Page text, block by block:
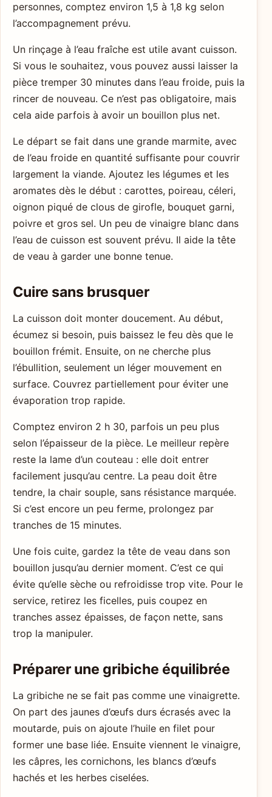
personnes, comptez environ 1,5 à 1,8 kg selon
l’accompagnement prévu.
Un rinçage à l’eau fraîche est utile avant cuisson.
Si vous le souhaitez, vous pouvez aussi laisser la
pièce tremper 30 minutes dans l’eau froide, puis la
rincer de nouveau. Ce n’est pas obligatoire, mais
cela aide parfois à avoir un bouillon plus net.
Le départ se fait dans une grande marmite, avec
de l’eau froide en quantité suffisante pour couvrir
largement la viande. Ajoutez les légumes et les
aromates dès le début : carottes, poireau, céleri,
oignon piqué de clous de girofle, bouquet garni,
poivre et gros sel. Un peu de vinaigre blanc dans
l’eau de cuisson est souvent prévu. Il aide la tête
de veau à garder une bonne tenue.
Cuire sans brusquer
La cuisson doit monter doucement. Au début,
écumez si besoin, puis baissez le feu dès que le
bouillon frémit. Ensuite, on ne cherche plus
l’ébullition, seulement un léger mouvement en
surface. Couvrez partiellement pour éviter une
évaporation trop rapide.
Comptez environ 2 h 30, parfois un peu plus
selon l’épaisseur de la pièce. Le meilleur repère
reste la lame d’un couteau : elle doit entrer
facilement jusqu’au centre. La peau doit être
tendre, la chair souple, sans résistance marquée.
Si c’est encore un peu ferme, prolongez par
tranches de 15 minutes.
Une fois cuite, gardez la tête de veau dans son
bouillon jusqu’au dernier moment. C’est ce qui
évite qu’elle sèche ou refroidisse trop vite. Pour le
service, retirez les ficelles, puis coupez en
tranches assez épaisses, de façon nette, sans
trop la manipuler.
Préparer une gribiche équilibrée
La gribiche ne se fait pas comme une vinaigrette.
On part des jaunes d’œufs durs écrasés avec la
moutarde, puis on ajoute l’huile en filet pour
former une base liée. Ensuite viennent le vinaigre,
les câpres, les cornichons, les blancs d’œufs
hachés et les herbes ciselées.